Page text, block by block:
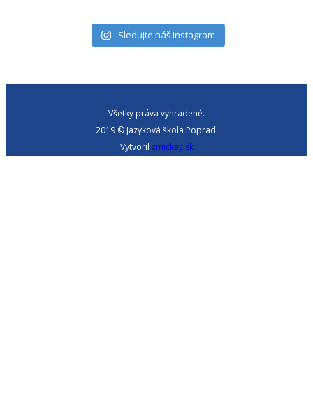
Sledujte náš Instagram
Všetky práva vyhradené.
2019 © Jazyková škola Poprad.
Vytvoril zmickey.sk